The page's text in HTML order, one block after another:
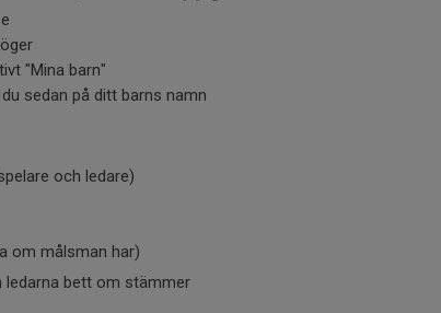
"Mina barn"
sedan på ditt barns namn
och ledare)
om målsman har)
ledarna bett om stämmer